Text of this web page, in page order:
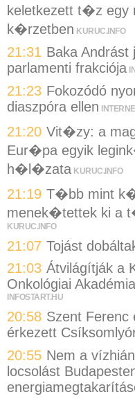
keletkezett t�z egy
k�rzetben KURUC.INFO
21:31 Baka Andrást
parlamenti frakciója
21:23 Fokozódó
diaszpóra ellen
21:20 Vit�zy: a
Eur�pa egyik
h�l�zata KURUC.INFO
21:19 T�bb mint
menek�tettek ki a
KURUC.INFO
21:07 Tojást
21:03 Átvilágítják a
Onkológiai
INFOSTART.HU
20:58 Szent Ferenc
érkezett
20:55 Nem a
locsolást